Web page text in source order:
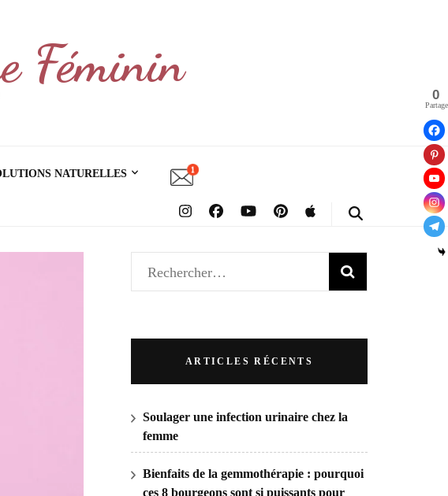
Féminin
NATURELLES
0
ARTICLES RÉCENTS
Soulager une infection urinaire chez la
femme
Bienfaits de la gemmothérapie : pourquoi
ces 8 bourgeons sont si puissants pour